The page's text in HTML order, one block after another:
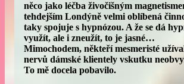
něco jako léčba živočišným
tehdejším Londýně velmi oblíbená
taky spojuje s hypnózou. A že se dá
využít, ale i zneužít, to je jasné…
Mimochodem, někteří mesmeristé
nervů dámské klientely vskutku
To mě docela pobavilo.